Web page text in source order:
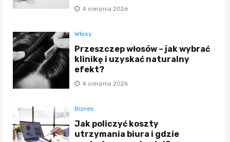
4 sierpnia 2026
Włosy
Przeszczep włosów – jak wybrać
klinikę i uzyskać naturalny
efekt?
4 sierpnia 2026
Biznes
Jak policzyć koszty
utrzymania biura i gdzie